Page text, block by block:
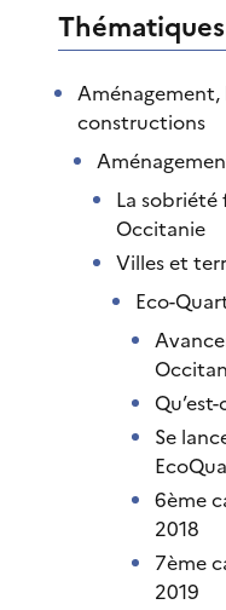
Thématiques
Aménagement,
constructions
La sobriété
Occitanie
Villes et
Eco-
Se
6ème
2018
7ème
2019